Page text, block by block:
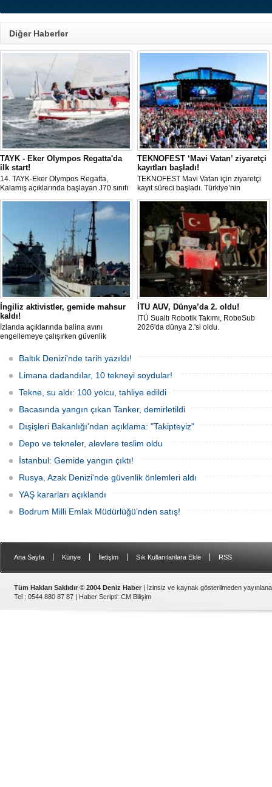
Diğer Haberler
TAYK - Eker Olympos Regatta'da
ilk start!
14. TAYK-Eker Olympos Regatta,
Kalamış açıklarında başlayan J70 sınıfı
yarışlarıyla ilk startını verdi. İstanbul'u 10
gün boyunca yelken coşkusuyla
buluşturacak organizasyonun ilk
gününde 9 tekne rüzgârla buluştu.
TEKNOFEST ‘Mavi Vatan’ ziyaretçi
kayıtları başladı!
TEKNOFEST Mavi Vatan için ziyaretçi
kayıt süreci başladı. Türkiye’nin
denizcilik ve savunma teknolojilerine
odaklanan etkinliği, 20-23 Ağustos
tarihleri arasında Gölcük Tersanesi
Komutanlığı’nda gerçekleştirilecek.
İngiliz aktivistler, gemide mahsur
kaldı!
İzlanda açıklarında balina avını
engellemeye çalışırken güvenlik
protesto gemisindeki 21 çevre aktivisti,
günlerdir gemiden çıkmalarına izin
verilmediğini ve temel haklarının ihlal
edildiğini öne sürdü. Mürettebatta iki
Britanyalı aktivist de bulunuyor.
İTU AUV, Dünya’da 2. oldu!
İTÜ Sualtı Robotik Takımı, RoboSub
2026'da dünya 2.'si oldu.
Baltık Denizi'nde tarih yazıldı!
Limana dadandılar, 10 tekneyi soydular!
Tekne, su aldı: 100 yolcu, tahliye edildi
Bacasında yangın çıkan Tanker, demirletildi
Dışişleri Bakanlığı'ndan açıklama: "Takipteyiz"
Depo ve tekneler, alevlere teslim oldu
İstanbul: Gemide yangın çıktı!
Rusya, Azak Denizi'nde güvenlik önlemleri aldı
YAŞ kararları açıklandı
Bodrum Milli Emlak Müdürlüğü’nden satış!
Ana Sayfa Künye İletişim Sık Kullanılanlara Ekle RSS
Tüm Hakları Saklıdır © 2004 Deniz Haber | İzinsiz ve kaynak gösterilmeden
Tel : 0544 880 87 87 | Haber Scripti: CM Bilişim